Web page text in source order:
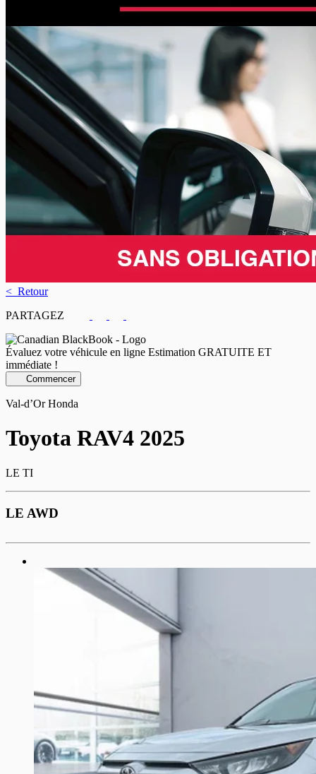
< Retour
PARTAGEZ
Évaluez votre véhicule en ligne Estimation GRATUITE ET
immédiate !
Commencer
Val-d’Or Honda
Toyota RAV4 2025
LE TI
LE AWD